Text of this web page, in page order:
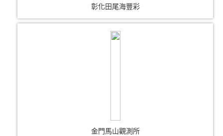
彰化田尾海豐彩
金門馬山觀測所